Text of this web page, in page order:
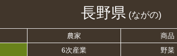
長野県 (ながの)
農家 商品
6次産業 野菜